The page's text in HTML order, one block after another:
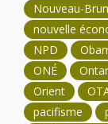
Nouveau-
nouvelle
NPD
ONÉ
Orient
pacifisme